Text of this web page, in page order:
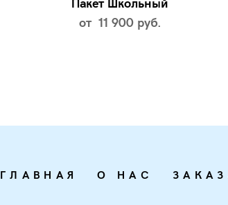
от 11 900 pуб.
ГЛАВНАЯ О НАС